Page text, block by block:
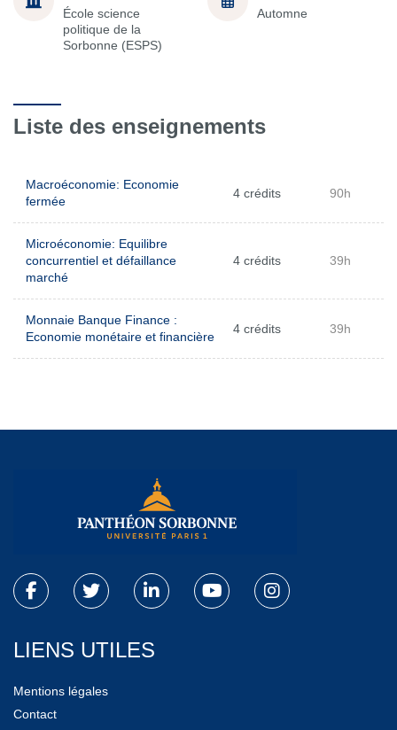
École science
politique de la
Sorbonne (ESPS)
Automne
Liste des enseignements
Macroéconomie: Economie
fermée
4 crédits 90h
Microéconomie: Equilibre
concurrentiel et défaillance
marché
4 crédits 39h
Monnaie Banque Finance :
Economie monétaire et financière
4 crédits 39h
LIENS UTILES
Mentions légales
Contact